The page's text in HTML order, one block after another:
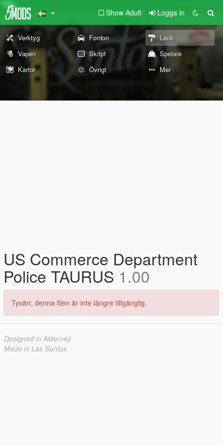
Show Adult Logga in
Verktyg Fordon
Lack
Vapen
Skript
Spelare
Kartor
Övrigt Mer
US Commerce Department
Police TAURUS 1.00
Tyvärr, denna filen är inte längre tillgänglig.
Designed in Alderney
Made in Los Santos